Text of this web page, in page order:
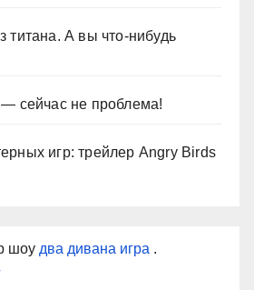
титана. А вы что-нибудь
сейчас не проблема!
игр: трейлер Angry Birds
шоу два дивана игра .